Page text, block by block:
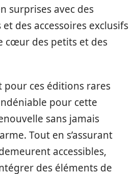
surprises avec des
des accessoires exclusifs
cœur des petits et des
pour ces éditions rares
pour cette
sans jamais
Tout en s’assurant
accessibles,
des éléments de